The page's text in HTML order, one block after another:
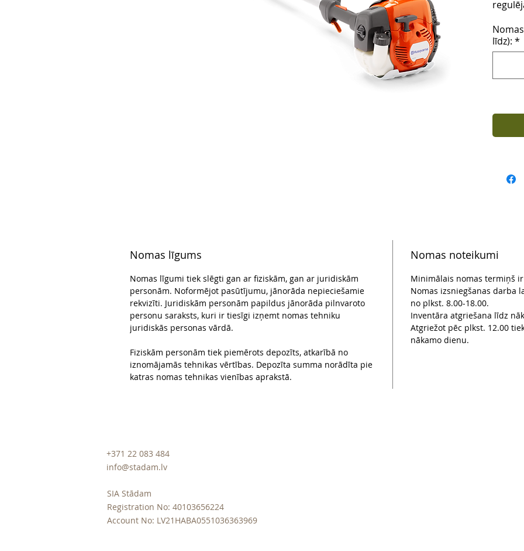
ir
Jauda
Cena
līdz): *
Nomas līgums
Nomas līgumi tiek slēgti gan ar fiziskām, gan ar juridiskām
personām. Noformējot pasūtījumu, jānorāda nepieciešamie
rekvizīti. Juridiskām personām papildus jānorāda pilnvaroto
personu saraksts, kuri ir tiesīgi izņemt nomas tehniku
juridiskās personas vārdā.
Fiziskām personām tiek piemērots depozīts, atkarībā no
iznomājamās tehnikas vērtības. Depozīta summa norādīta pie
katras nomas tehnikas vienības aprakstā.
Nomas noteikumi
Minimālais nomas termiņš
Nomas izsniegšanas darba
no plkst. 8.00-18.00.
Inventāra atgriešana līdz
Atgriežot pēc plkst. 12.00
nākamo dienu.
+371 22 083 484
info@stadam.lv
SIA Stādam
Registration No: 40103656224
Account No: LV21HABA0551036363969